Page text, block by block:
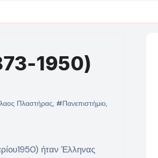
1950)
Πλαστήρας, #Πανεπιστήμιο,
ήταν Έλληνας